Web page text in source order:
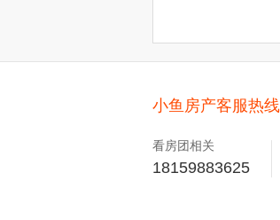
小鱼房产客服热线
看房团相关
18159883625